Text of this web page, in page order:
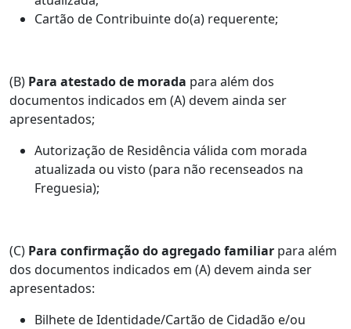
Cartão de Contribuinte do(a) requerente;
(B) Para atestado de morada para além dos
documentos indicados em (A) devem ainda ser
apresentados;
Autorização de Residência válida com morada
atualizada ou visto (para não recenseados na
Freguesia);
(C) Para confirmação do agregado familiar para além
dos documentos indicados em (A) devem ainda ser
apresentados:
Bilhete de Identidade/Cartão de Cidadão e/ou